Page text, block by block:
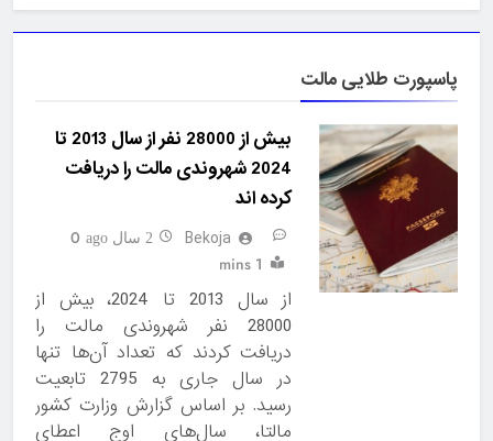
پاسپورت طلایی مالت
بیش از 28000 نفر از سال 2013 تا
2024 شهروندی مالت را دریافت
کرده اند
Bekoja 2 سال ago
0
1 mins
از سال 2013 تا 2024، بیش از
28000 نفر شهروندی مالت را
دریافت کردند که تعداد آن‌ها تنها
در سال جاری به 2795 تابعیت
رسید. بر اساس گزارش وزارت کشور
مالتا، سال‌های اوج اعطای